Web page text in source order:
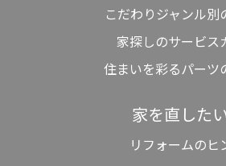
こだわりジャンル別
家探しのサービス
住まいを彩るパーツ
家を直した
リフォームのヒ